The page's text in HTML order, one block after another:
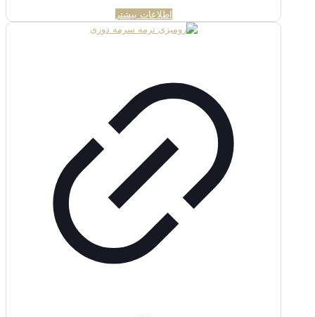
اطلاعات بیشتر